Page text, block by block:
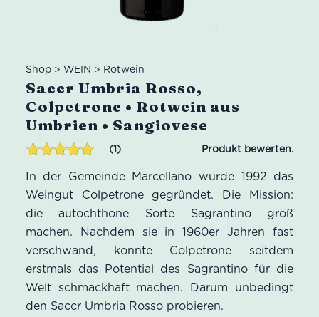
Shop> WEIN > Rotwein
Saccr Umbria Rosso,
Colpetrone • Rotwein aus
Umbrien • Sangiovese
Bewertet mit
5.00von 5,
basierend
auf
Kundenbewertung
1
In der Gemeinde Marcellano wurde 1992 das
Weingut Colpetrone gegründet. Die Mission:
die autochthone Sorte Sagrantino groß
machen. Nachdem sie in 1960er Jahren fast
verschwand, konnte Colpetrone seitdem
erstmals das Potential des Sagrantino für die
Welt schmackhaft machen. Darum unbedingt
den Saccr Umbria Rosso probieren.